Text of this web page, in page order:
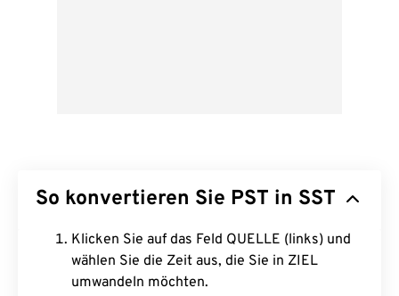
So konvertieren Sie PST in SST
Klicken Sie auf das Feld QUELLE (links) und
wählen Sie die Zeit aus, die Sie in ZIEL
umwandeln möchten.